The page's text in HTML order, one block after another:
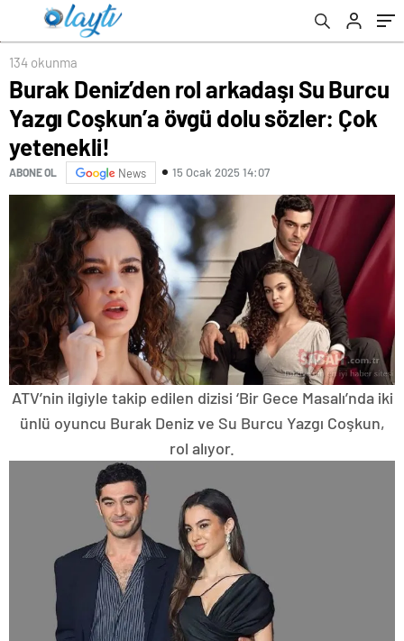
134 okunma
Burak Deniz’den rol arkadaşı Su Burcu
Yazgı Coşkun’a övgü dolu sözler: Çok
yetenekli!
ABONE OL News 15 Ocak 2025 14:07
ATV’nin ilgiyle takip edilen dizisi ‘Bir Gece Masalı’nda iki
ünlü oyuncu Burak Deniz ve Su Burcu Yazgı Coşkun,
rol alıyor.